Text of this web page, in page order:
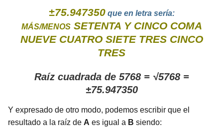
±75.947350que en letra sería:
MÁS/MENOS SETENTA Y CINCO COMA
NUEVE CUATRO SIETE TRES CINCO
TRES
Raíz cuadrada de 5768 = √5768 =
±75.947350
Y expresado de otro modo, podemos escribir que el
resultado a la raíz de A es igual a B siendo: